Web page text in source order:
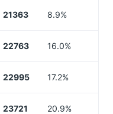
21363 8.9%
22763 16.0%
22995 17.2%
23721 20.9%